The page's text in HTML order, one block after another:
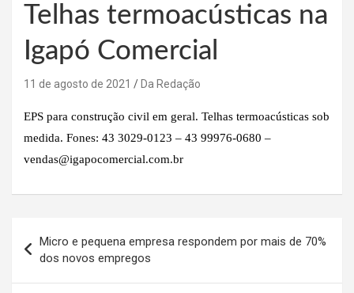
Telhas termoacústicas na
Igapó Comercial
11 de agosto de 2021 Da Redação
EPS para construção civil em geral. Telhas termoacústicas sob
medida. Fones: 43 3029-0123 – 43 99976-0680 –
vendas@igapocomercial.com.br
de
Post
Micro e pequena empresa respondem por mais de 70%
dos novos empregos